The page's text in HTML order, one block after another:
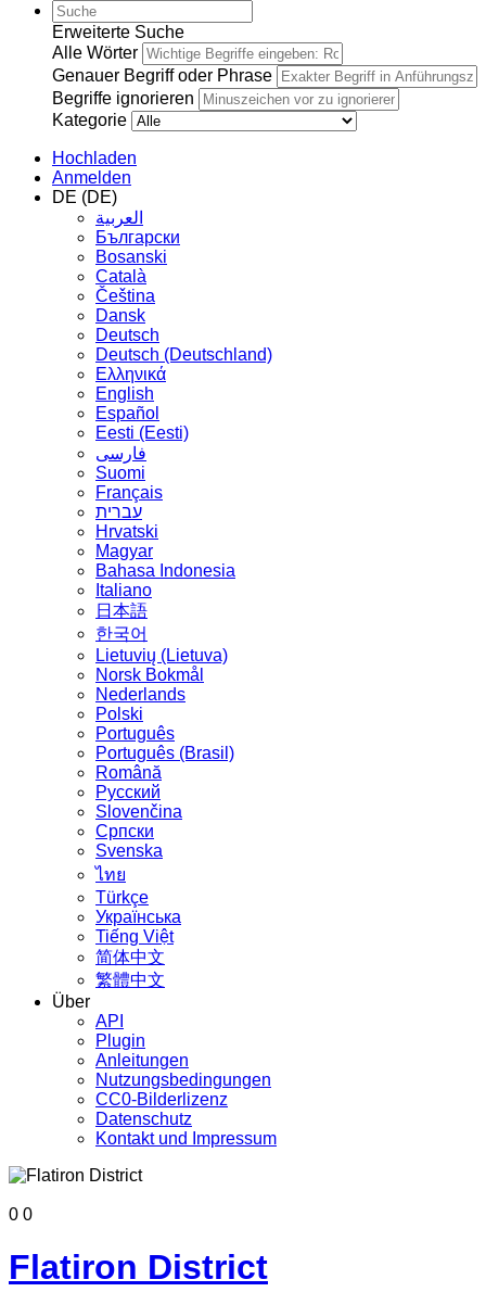
Erweiterte Suche
Alle Wörter
Genauer Begriff oder Phrase
Begriffe ignorieren
Kategorie
Hochladen
Anmelden
DE (DE)
العربية
Български
Bosanski
Сatalà
Čeština
Dansk
Deutsch
Deutsch (Deutschland)
Ελληνικά
English
Español
Eesti (Eesti)
فارسی
Suomi
Français
עברית
Hrvatski
Magyar
Bahasa Indonesia
Italiano
日本語
한국어
Lietuvių (Lietuva)
‪Norsk Bokmål‬
Nederlands
Polski
Português
Português (Brasil)
Română
Русский
Slovenčina
Српски
Svenska
ไทย
Türkçe
Українська
Tiếng Việt
简体中文
繁體中文
Über
API
Plugin
Anleitungen
Nutzungsbedingungen
CC0-Bilderlizenz
Datenschutz
Kontakt und Impressum
0 0
Flatiron District